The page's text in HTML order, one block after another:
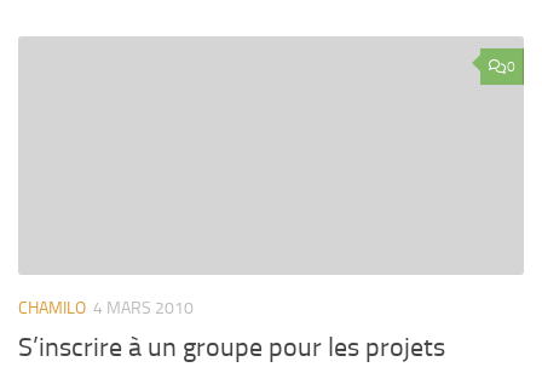
0
CHAMILO 4 MARS 2010
S’inscrire à un groupe pour les projets